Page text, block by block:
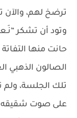
ترضخ لهم،
وتود أن تشكر
حانت منها
الصالون الذهبي
تلك الجلسة، ولم
على صوت شقيقه